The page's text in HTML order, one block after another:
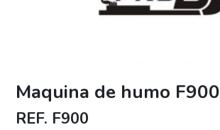
Maquina de humo F900
REF. F900